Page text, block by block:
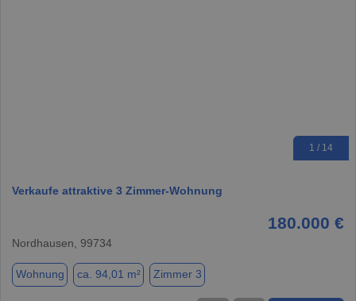
1 / 14
Verkaufe attraktive 3 Zimmer-Wohnung
180.000 €
Nordhausen, 99734
Wohnung ca. 94,01 m² Zimmer 3